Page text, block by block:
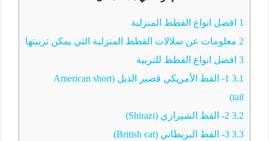
1 افضل انواع القطط المنزلية
2 معلومات عن سلالات القطط المنزلية التي يمكن تربيتها
3 افضل انواع القطط للتربية
3.1
1- القط الأمريكي قصير الذيل (American short
tail)
3.2
3.3